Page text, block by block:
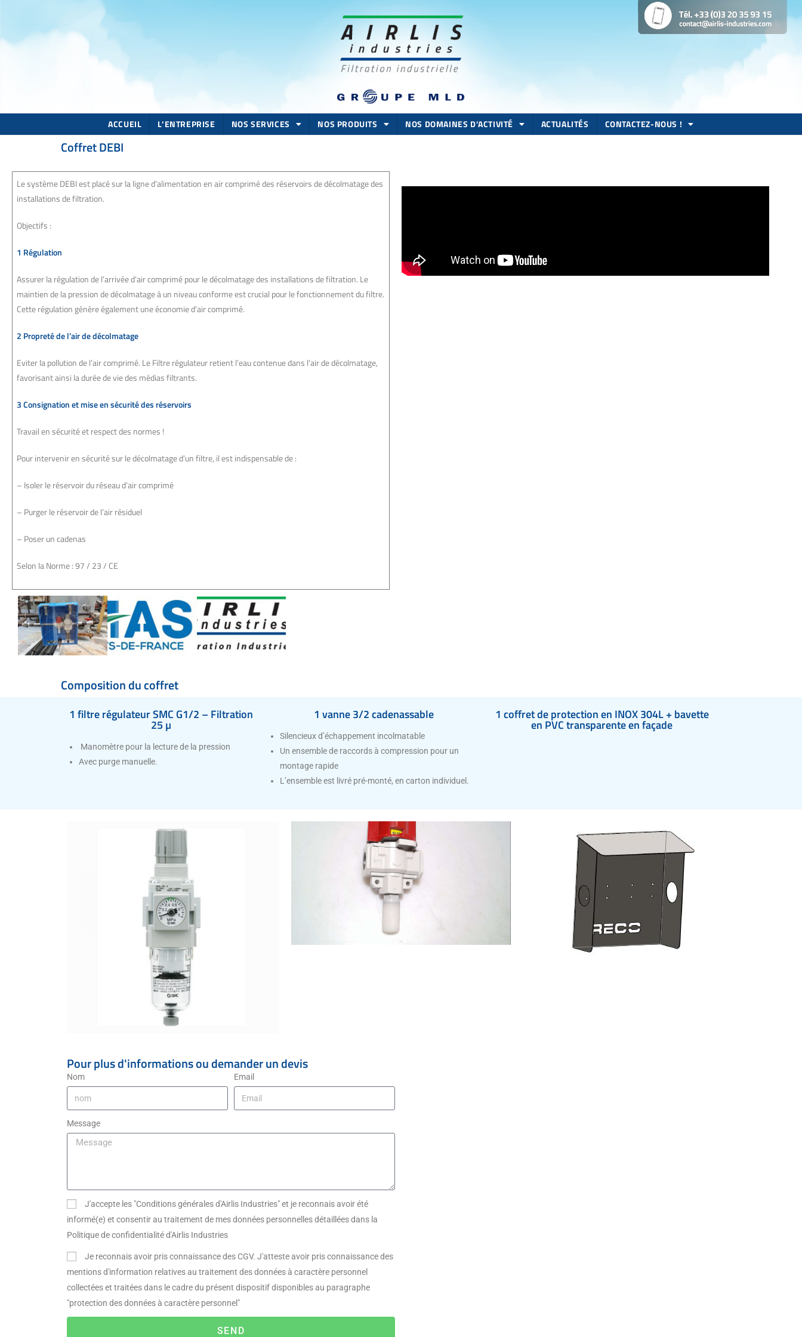
ACCUEIL L’ENTREPRISE NOS SERVICES NOS PRODUITS NOS DOMAINES D’ACTIVITÉ ACTUALITÉS CONTACTEZ-NOUS !
Coffret DEBI
Le système DEBI est placé sur la ligne d’alimentation en air comprimé des réservoirs de décolmatage des
installations de filtration.
Objectifs :
1 Régulation
Assurer la régulation de l’arrivée d’air comprimé pour le décolmatage des installations de filtration. Le
maintien de la pression de décolmatage à un niveau conforme est crucial pour le fonctionnement du filtre.
Cette régulation génère également une économie d’air comprimé.
2 Propreté de l’air de décolmatage
Eviter la pollution de l’air comprimé. Le Filtre régulateur retient l’eau contenue dans l’air de décolmatage,
favorisant ainsi la durée de vie des médias filtrants.
3 Consignation et mise en sécurité des réservoirs
Travail en sécurité et respect des normes !
Pour intervenir en sécurité sur le décolmatage d’un filtre, il est indispensable de :
– Isoler le réservoir du réseau d’air comprimé
– Purger le réservoir de l’air résiduel
– Poser un cadenas
Selon la Norme : 97 / 23 / CE
Composition du coffret
1 filtre régulateur SMC G1/2 – Filtration
25 µ
Manomètre pour la lecture de la pression
Avec purge manuelle.
1 vanne 3/2 cadenassable
Silencieux d’échappement incolmatable
Un ensemble de raccords à compression pour un
montage rapide
L’ensemble est livré pré-monté, en carton individuel.
1 coffret de protection en INOX 304L + bavette
en PVC transparente en façade
Pour plus d'informations ou demander un devis
Nom Email
Message
J'accepte les "Conditions générales d'Airlis Industries" et je reconnais avoir été
informé(e) et consentir au traitement de mes données personnelles détaillées dans la
Politique de confidentialité d'Airlis Industries
Je reconnais avoir pris connaissance des CGV. J'atteste avoir pris connaissance des
mentions d'information relatives au traitement des données à caractère personnel
collectées et traitées dans le cadre du présent dispositif disponibles au paragraphe
"protection des données à caractère personnel"
SEND